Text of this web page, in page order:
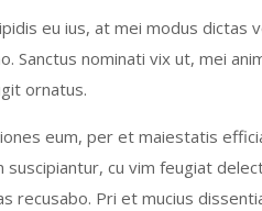
eu ius, at mei modus dictas
Sanctus nominati vix ut, mei
ornatus.
eum, per et maiestatis
suscipiantur, cu vim feugiat
recusabo. Pri et mucius